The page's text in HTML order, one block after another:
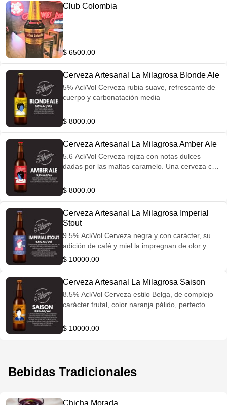
Club Colombia
$ 6500.00
Cerveza Artesanal La Milagrosa Blonde Ale
5% Acl/Vol Cerveza rubia suave, refrescante de
cuerpo y carbonatación media
$ 8000.00
Cerveza Artesanal La Milagrosa Amber Ale
5.6 Acl/Vol Cerveza rojiza con notas dulces
dadas por las maltas caramelo. Una cerveza con
$ 8000.00
Cerveza Artesanal La Milagrosa Imperial
Stout
9.5% Acl/Vol Cerveza negra y con carácter, su
adición de café y miel la impregnan de olor y
sabor característico de nuestra tierra. El
$ 10000.00
Cerveza Artesanal La Milagrosa Saison
8.5% Acl/Vol Cerveza estilo Belga, de complejo
carácter frutal, color naranja pálido, perfecto
adición de jugo de granadilla en el proceso de
$ 10000.00
Bebidas Tradicionales
Chicha Morada